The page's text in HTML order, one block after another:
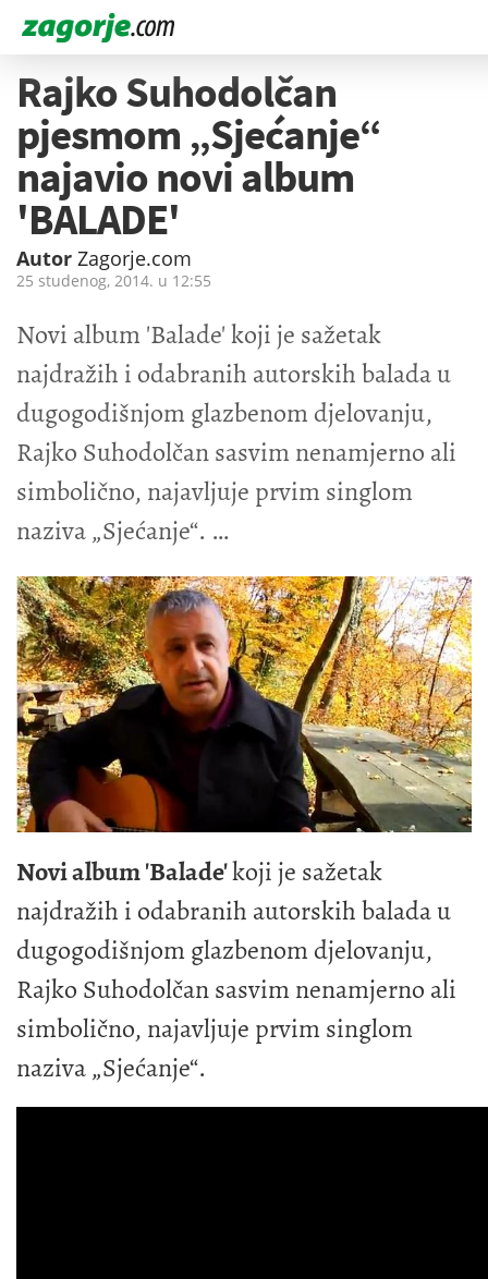
Rajko Suhodolčan
pjesmom „Sjećanje“
najavio novi album
'BALADE'
Autor Zagorje.com
25 studenog, 2014. u 12:55
Novi album 'Balade' koji je sažetak
najdražih i odabranih autorskih balada u
dugogodišnjom glazbenom djelovanju,
Rajko Suhodolčan sasvim nenamjerno ali
simbolično, najavljuje prvim singlom
naziva „Sjećanje“.
Novi album 'Balade'koji je sažetak
najdražih i odabranih autorskih balada u
dugogodišnjom glazbenom djelovanju,
Rajko Suhodolčan sasvim nenamjerno ali
simbolično, najavljuje prvim singlom
naziva „Sjećanje“.